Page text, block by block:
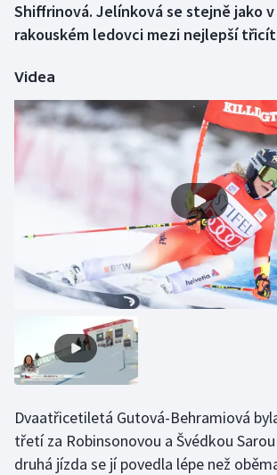
Futsal
Gymnastika
Judo
Krasobruslení
Lyže a snowboard
Motorsport
Shiffrinová. Jelínková se stejně jako
rakouském ledovci mezi nejlepší
Videa
Dvaatřicetiletá Gutová-Behramiová
třetí za Robinsonovou a Švédkou
druhá jízda se jí povedla lépe než